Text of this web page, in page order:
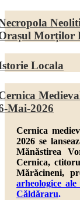
Morților
Locala
Mai-2026
Cernica
2026 se
Mănăstirea
Cernica,
Mărăcineni,
arheologice
Căldăraru.